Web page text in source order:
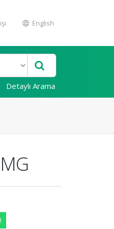
English
Detaylı Arama